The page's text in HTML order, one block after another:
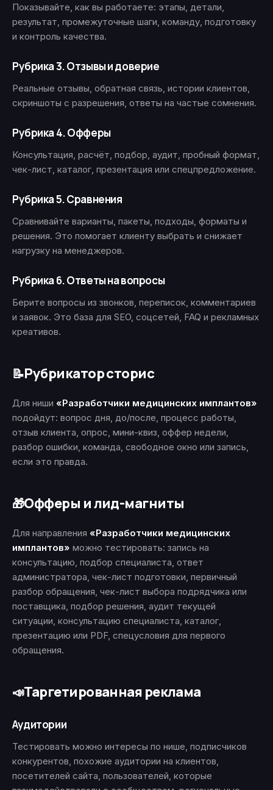
Показывайте, как вы работаете: этапы, детали,
результат, промежуточные шаги, команду, подготовку
и контроль качества.
Рубрика 3. Отзывы и доверие
Реальные отзывы, обратная связь, истории клиентов,
скриншоты с разрешения, ответы на частые сомнения.
Рубрика 4. Офферы
Консультация, расчёт, подбор, аудит, пробный формат,
чек-лист, каталог, презентация или спецпредложение.
Рубрика 5. Сравнения
Сравнивайте варианты, пакеты, подходы, форматы и
решения. Это помогает клиенту выбрать и снижает
нагрузку на менеджеров.
Рубрика 6. Ответы на вопросы
Берите вопросы из звонков, переписок, комментариев
и заявок. Это база для SEO, соцсетей, FAQ и рекламных
креативов.
📝Рубрикатор сторис
Для ниши «Разработчики медицинских имплантов»
подойдут: вопрос дня, до/после, процесс работы,
отзыв клиента, опрос, мини-квиз, оффер недели,
разбор ошибки, команда, свободное окно или запись,
если это правда.
🎁Офферы и лид-магниты
Для направления «Разработчики медицинских
имплантов» можно тестировать: запись на
консультацию, подбор специалиста, ответ
администратора, чек-лист подготовки, первичный
разбор обращения, чек-лист выбора подрядчика или
поставщика, подбор решения, аудит текущей
ситуации, консультацию специалиста, каталог,
презентацию или PDF, спецусловия для первого
обращения.
📣Таргетированная реклама
Аудитории
Тестировать можно интересы по нише, подписчиков
конкурентов, похожие аудитории на клиентов,
посетителей сайта, пользователей, которые